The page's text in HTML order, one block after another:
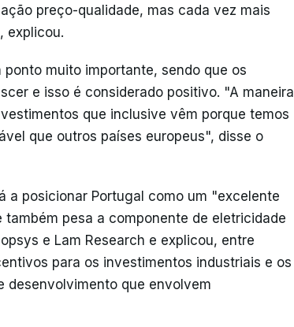
preço-qualidade, mas cada vez mais
explicou.
muito importante, sendo que os
e isso é considerado positivo. "A maneira
que inclusive vêm porque temos
que outros países europeus", disse o
a posicionar Portugal como um "excelente
pesa a componente de eletricidade
e Lam Research e explicou, entre
para os investimentos industriais e os
desenvolvimento que envolvem